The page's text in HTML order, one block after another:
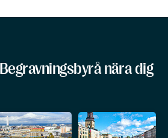
nära dig